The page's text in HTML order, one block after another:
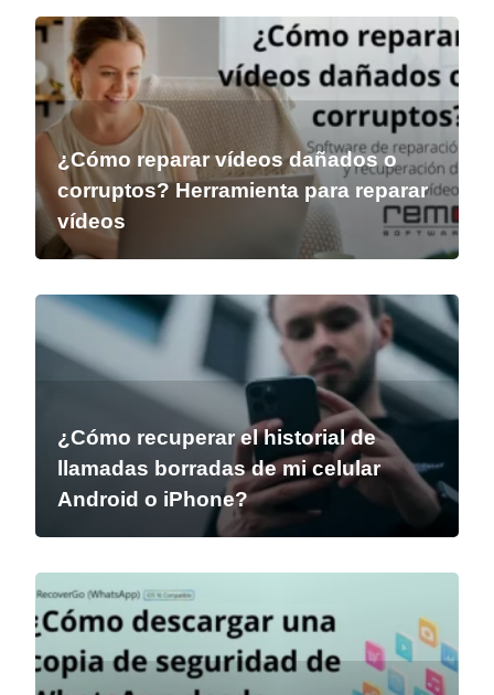
¿Cómo reparar vídeos dañados o
corruptos? Herramienta para reparar
vídeos
¿Cómo recuperar el historial de
llamadas borradas de mi celular
Android o iPhone?